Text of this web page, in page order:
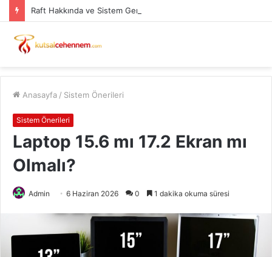
Raft Hakkında ve Sistem Gereksinimleri
Anasayfa / Sistem Önerileri
Sistem Önerileri
Laptop 15.6 mı 17.2 Ekran mı
Olmalı?
Admin 6 Haziran 2026 0 1 dakika okuma süresi